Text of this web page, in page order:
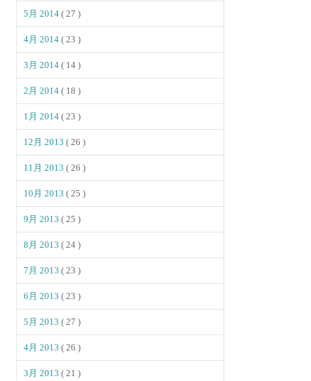
5月 2014( 27 )
4月 2014( 23 )
3月 2014( 14 )
2月 2014( 18 )
1月 2014( 23 )
12月 2013( 26 )
11月 2013( 26 )
10月 2013( 25 )
9月 2013( 25 )
8月 2013( 24 )
7月 2013( 23 )
6月 2013( 23 )
5月 2013( 27 )
4月 2013( 26 )
3月 2013( 21 )